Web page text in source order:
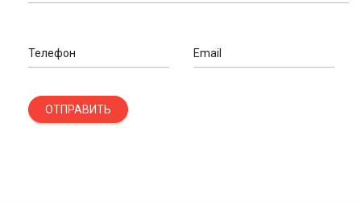
Телефон Email
ОТПРАВИТЬ